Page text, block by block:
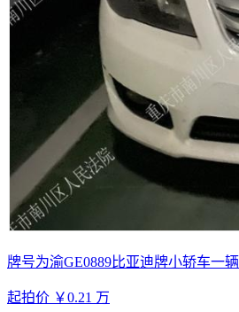
牌号为渝GE0889比亚迪牌小轿车一辆
起拍价 ￥0.21 万